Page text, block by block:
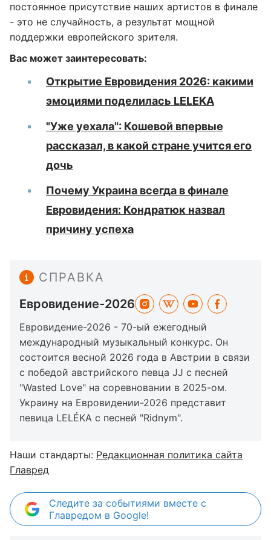
постоянное присутствие наших артистов в финале
- это не случайность, а результат мощной
поддержки европейского зрителя.
Вас может заинтересовать:
Открытие Евровидения 2026: какими
эмоциями поделилась LELEKA
"Уже уехала": Кошевой впервые
рассказал, в какой стране учится его
дочь
Почему Украина всегда в финале
Евровидения: Кондратюк назвал
причину успеха
СПРАВКА
Евровидение-2026
Евровидение-2026 - 70-ый ежегодный
международный музыкальный конкурс. Он
состоится весной 2026 года в Австрии в связи
с победой австрийского певца JJ с песней
"Wasted Love" на соревновании в 2025-ом.
Украину на Евровидении-2026 представит
певица LELÉKA с песней "Ridnym".
Наши стандарты: Редакционная политика сайта
Главред
Следите за событиями вместе с
Главредом в Google!